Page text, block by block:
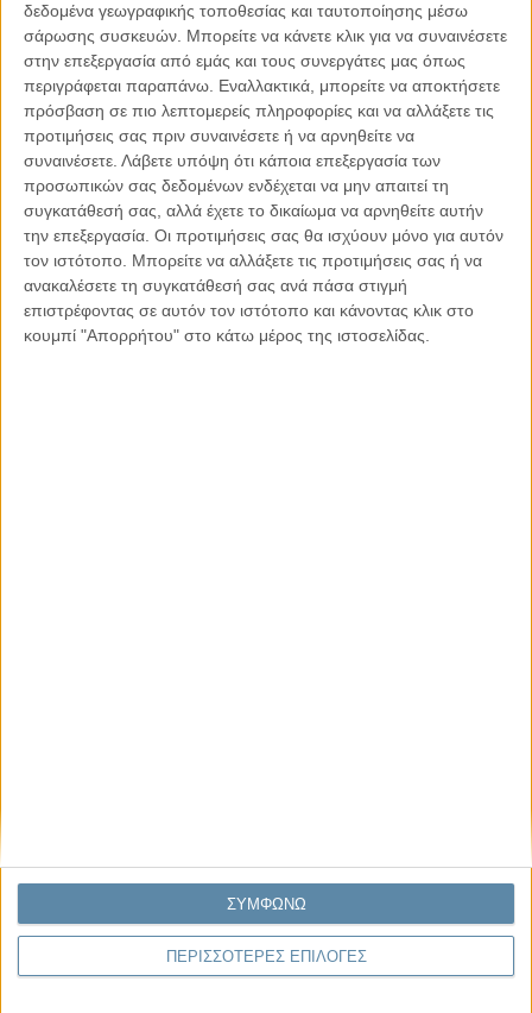
δεδομένα γεωγραφικής τοποθεσίας και ταυτοποίησης μέσω
σάρωσης συσκευών. Μπορείτε να κάνετε κλικ για να συναινέσετε
στην επεξεργασία από εμάς και τους συνεργάτες μας όπως
περιγράφεται παραπάνω. Εναλλακτικά, μπορείτε να αποκτήσετε
πρόσβαση σε πιο λεπτομερείς πληροφορίες και να αλλάξετε τις
προτιμήσεις σας πριν συναινέσετε ή να αρνηθείτε να
συναινέσετε. Λάβετε υπόψη ότι κάποια επεξεργασία των
προσωπικών σας δεδομένων ενδέχεται να μην απαιτεί τη
συγκατάθεσή σας, αλλά έχετε το δικαίωμα να αρνηθείτε αυτήν
την επεξεργασία. Οι προτιμήσεις σας θα ισχύουν μόνο για αυτόν
τον ιστότοπο. Μπορείτε να αλλάξετε τις προτιμήσεις σας ή να
ανακαλέσετε τη συγκατάθεσή σας ανά πάσα στιγμή
επιστρέφοντας σε αυτόν τον ιστότοπο και κάνοντας κλικ στο
κουμπί "Απορρήτου" στο κάτω μέρος της ιστοσελίδας.
ΠΕΡΙΣΣΟΤΕΡΕΣ ΕΠΙΛΟΓΕΣ
ΣΥΜΦΩΝΩ
Αντώνιος Ντακανάλης
Τέμπη: Η Κορυφή του Παγόβουνου
μιας Κοινωνίας που βράζει
Γιάννης Πανούσης
Μικροδιάβολοι ή άγουροι
εγκληματίες; – Άρθρο – παρέμβαση
στο Propago του Γιάννη Πανούση
Να αφήνεις τους ανθρώπους να είναι (letting